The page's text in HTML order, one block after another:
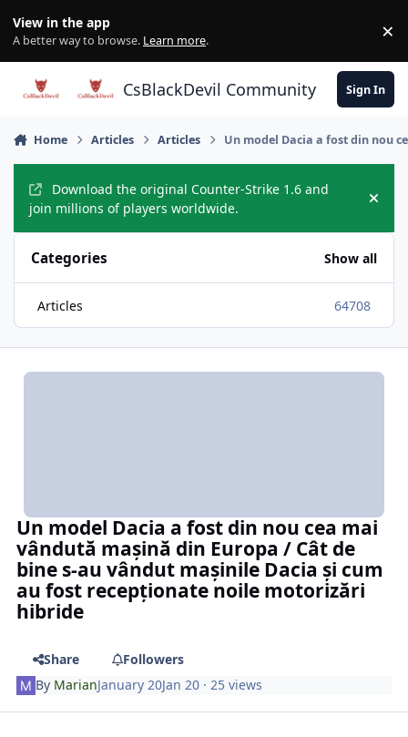
View in the app
A better way to browse. Learn more. ×
CsBlackDevil Community Sign In
Home Articles Articles Un model Dacia a fost din nou
Download the original Counter-Strike 1.6 and
join millions of players worldwide.
Hide
Categories Show all
Articles 64708
Un model Dacia a fost din nou cea mai
vândută mașină din Europa / Cât de
bine s-au vândut mașinile Dacia și cum
au fost recepționate noile motorizări
hibride
Share
Followers
By MarianJanuary 20Jan 20 · 25 views